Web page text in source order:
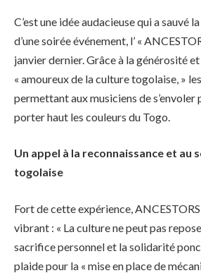
C’est une idée audacieuse qui a sauvé
d’une soirée événement, l’ «
janvier dernier. Grâce à la générosité
« amoureux de la culture togolaise, »
permettant aux musiciens de
porter haut les couleurs du Togo.
Un appel à la reconnaissance et au
togolaise
Fort de cette expérience,
vibrant : « La culture ne peut pas
sacrifice personnel et la solidarité
plaide pour la « mise en place de